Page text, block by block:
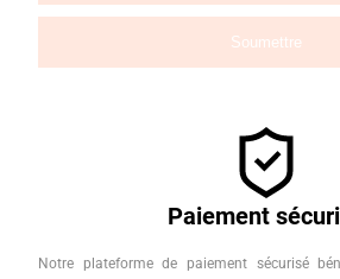
Paiement
Notre plateforme de paiement sécurisé